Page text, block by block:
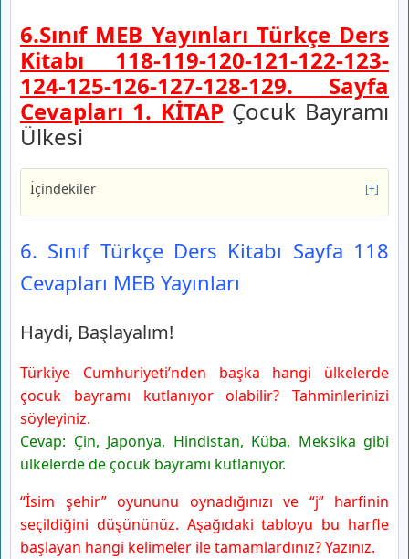
6.Sınıf MEB Yayınları Türkçe Ders
Kitabı 118-119-120-121-122-123-
124-125-126-127-128-129. Sayfa
Cevapları 1. KİTAP Çocuk Bayramı
Ülkesi
İçindekiler [+]
6. Sınıf Türkçe Ders Kitabı Sayfa 118 Cevapları MEB
Yayınları
Haydi, Başlayalım!
6. Sınıf Türkçe Ders Kitabı Sayfa 119 Cevapları MEB
1. Anlayalım
MEB Yayınları
2. Anlayalım
3. Anlayalım
4. Anlayalım
6. Sınıf Türkçe Ders Kitabı Sayfa 122 Cevapları MEB
6. Anlayalım
6. Sınıf Türkçe Ders Kitabı Sayfa 123 Cevapları MEB
Yayınları
6. Sınıf Türkçe Ders Kitabı Sayfa 118
Cevapları MEB Yayınları
Haydi, Başlayalım!
Türkiye Cumhuriyeti’nden başka hangi ülkelerde
çocuk bayramı kutlanıyor olabilir? Tahminlerinizi
söyleyiniz.
Cevap: Çin, Japonya, Hindistan, Küba, Meksika gibi
ülkelerde de çocuk bayramı kutlanıyor.
“İsim şehir” oyununu oynadığınızı ve “j” harfinin
seçildiğini düşününüz. Aşağıdaki tabloyu bu harfle
başlayan hangi kelimeler ile tamamlardınız? Yazınız.